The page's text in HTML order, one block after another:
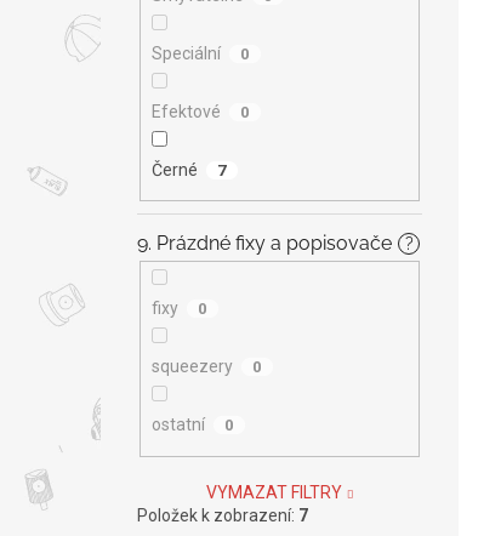
Speciální 0
Efektové 0
Černé 7
9. Prázdné fixy a popisovače ?
fixy 0
squeezery 0
ostatní 0
VYMAZAT FILTRY
Položek k zobrazení: 7